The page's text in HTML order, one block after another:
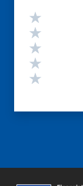
Valutazione